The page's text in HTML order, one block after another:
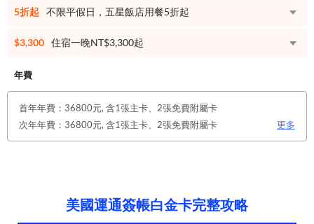
5折起 不限平假日，五星飯店用餐5折起
$3,300 住宿一晚NT$3,300起
年費
首年年費：36800元, 含1張主卡、2張免費附屬卡
次年年費：36800元, 含1張主卡、2張免費附屬卡
更多
美國運通簽帳白金卡完整攻略